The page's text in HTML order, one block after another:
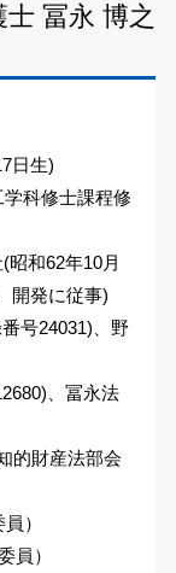
士 冨永 博之
日生)
科修士課程修
和62年10月
開発に従事)
号24031)、野
、冨永法
財産法部会
）
員）